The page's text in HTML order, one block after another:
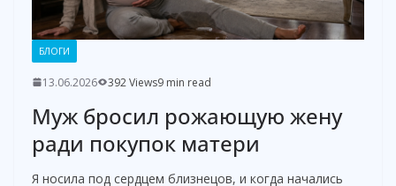
БЛОГИ
13.06.2026 392 Views9 min read
Муж бросил рожающую жену
ради покупок матери
Я носила под сердцем близнецов, и когда начались